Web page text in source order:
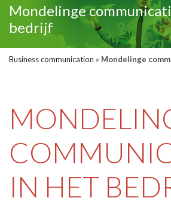
Mondelinge
bedrijf
Business communication » Mondelinge
IN HET